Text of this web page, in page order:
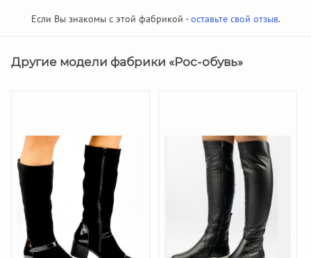
Если Вы знакомы с этой фабрикой -оставьте свой отзыв.
Другие модели фабрики «Рос-обувь»